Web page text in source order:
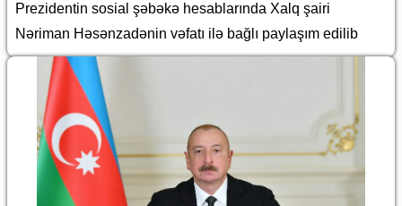
Prezidentin sosial şəbəkə hesablarında Xalq şairi
Nəriman Həsənzadənin vəfatı ilə bağlı paylaşım edilib